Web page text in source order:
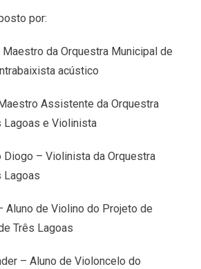
por:
da Orquestra Municipal de
acústico
Assistente da Orquestra
Lagoas e Violinista
Diogo – Violinista da Orquestra
Lagoas
Aluno de Violino do Projeto de
Três Lagoas
– Aluno de Violoncelo do